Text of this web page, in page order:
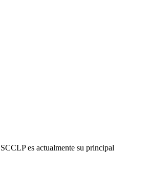
es actualmente su principal